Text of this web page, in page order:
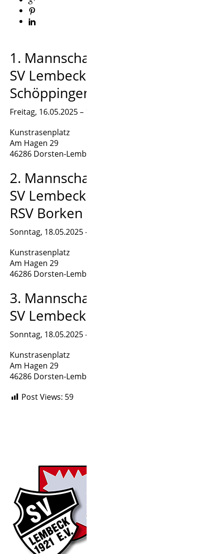
1. Mannschaft:
SV Lembeck – ASC
Schöppingen
Freitag, 16.05.2025 – 19:30 Uhr
Kunstrasenplatz
Am Hagen 29
46286 Dorsten-Lembeck
2. Mannschaft:
SV Lembeck II (Amateure) –
RSV Borken II
Sonntag, 18.05.2025 – 13:00 Uhr
Kunstrasenplatz
Am Hagen 29
46286 Dorsten-Lembeck
3. Mannschaft:
SV Lembeck III – VfL Ramsdorf
Sonntag, 18.05.2025 – 11:00 Uhr
Kunstrasenplatz
Am Hagen 29
46286 Dorsten-Lembeck
Post Views: 59